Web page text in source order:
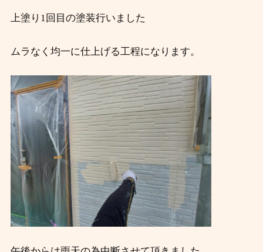
上塗り1回目の塗装行いました
ムラなく均一に仕上げる工程になります。